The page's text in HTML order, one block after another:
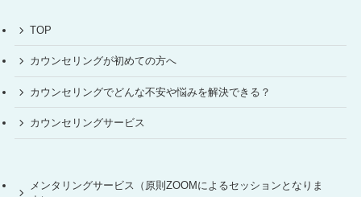
TOP
カウンセリングが初めての方へ
カウンセリングでどんな不安や悩みを解決できる？
カウンセリングサービス
メンタリングサービス（原則ZOOMによるセッションとなりま